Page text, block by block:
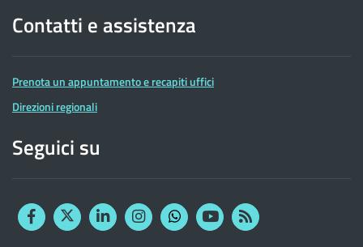
Contatti e assistenza
Prenota un appuntamento e recapiti uffici
Direzioni regionali
Seguici su
FacebookTwitterLinkedinInstagram
YouTubeRSS